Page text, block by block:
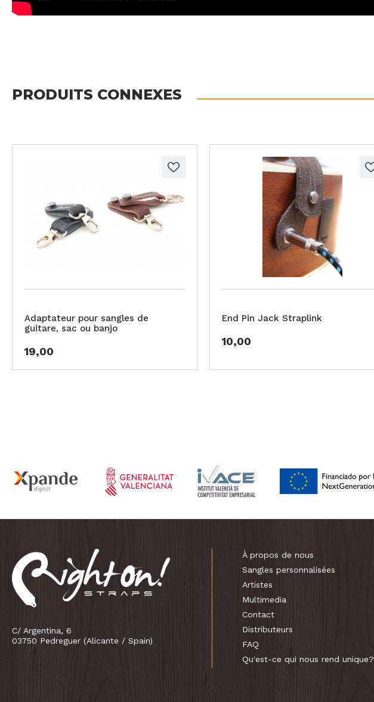
PRODUITS CONNEXES
Adaptateur pour sangles de
guitare, sac ou banjo
19,00
End Pin Jack Straplink
10,00
C/ Argentina, 6
03750 Pedreguer (Alicante / Spain)
À propos de nous
Sangles personnalisées
Artistes
Multimedia
Contact
Distributeurs
FAQ
Qu'est-ce qui nous rend unique?